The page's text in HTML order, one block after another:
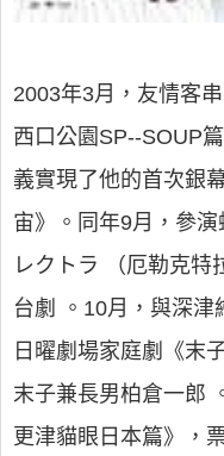
2003年3月，友情客
西口公園SP--SOUP
義實現了他的首次銀
宙》。同年9月，參
レクトラ （厄勒克特
台劇 。10月，與深
日曜劇場家庭劇《末
末子兼長男柏倉一郎
更津貓眼日本篇》，